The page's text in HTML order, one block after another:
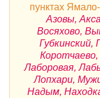
пунктах
Азовы,
Восяхово,
Губкинский,
Коротчаево,
Лаборовая,
Лопхари,
Надым,